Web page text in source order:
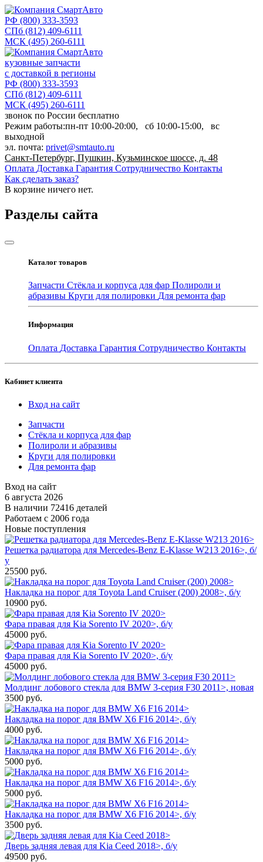
РФ (800) 333-3593
СПб (812) 409-6111
МСК (495) 260-6111
кузовные запчасти
с доставкой в регионы
РФ (800) 333-3593
СПб (812) 409-6111
МСК (495) 260-6111
звонок по России бесплатно
Режим работы:пн-пт 10:00-20:00, сб 10:00-15:00, вс
выходной
эл. почта: privet@smtauto.ru
Санкт-Петербург, Пушкин, Кузьминское шоссе, д. 48
Оплата Доставка Гарантия Сотрудничество Контакты
Как сделать заказ?
В корзине ничего нет.
Разделы сайта
Каталог товаров
Запчасти Стёкла и корпуса для фар Полироли и
абразивы Круги для полировки Для ремонта фар
Информация
Оплата Доставка Гарантия Сотрудничество Контакты
Кабинет клиента
Вход на сайт
Запчасти
Стёкла и корпуса для фар
Полироли и абразивы
Круги для полировки
Для ремонта фар
Вход на сайт
6 августа 2026
В наличии 72416 деталей
Работаем с 2006 года
Новые поступления
Решетка радиатора для Mercedes-Benz E-Klasse W213 2016>, б/
у
25500 руб.
Накладка на порог для Toyota Land Cruiser (200) 2008>, б/у
10900 руб.
Фара правая для Kia Sorento IV 2020>, б/у
45000 руб.
Фара правая для Kia Sorento IV 2020>, б/у
45000 руб.
Молдинг лобового стекла для BMW 3-серия F30 2011>, новая
3500 руб.
Накладка на порог для BMW X6 F16 2014>, б/у
4000 руб.
Накладка на порог для BMW X6 F16 2014>, б/у
5000 руб.
Накладка на порог для BMW X6 F16 2014>, б/у
5000 руб.
Накладка на порог для BMW X6 F16 2014>, б/у
3500 руб.
Дверь задняя левая для Kia Ceed 2018>, б/у
49500 руб.